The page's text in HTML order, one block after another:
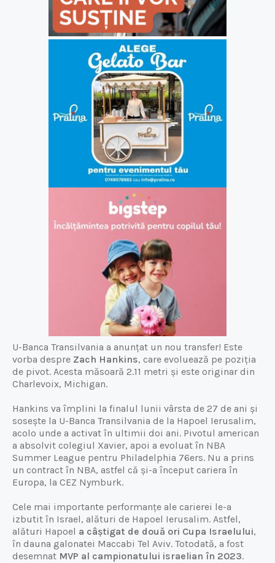
U-Banca Transilvania a anunțat un nou transfer! Este
vorba despre Zach Hankins, care evoluează pe poziția
de pivot. Acesta măsoară 2.11 metri și este originar din
Charlevoix, Michigan.
Hankins va împlini la finalul lunii vârsta de 27 de ani și
sosește la U-Banca Transilvania de la Hapoel Ierusalim,
acolo unde a activat în ultimii doi ani. Pivotul american
a absolvit colegiul Xavier, apoi a evoluat în NBA
Summer League pentru Philadelphia 76ers. Nu a prins
un contract în NBA, astfel că și-a început cariera în
Europa, la CEZ Nymburk.
Cele mai importante performanțe ale carierei le-a
izbutit în Israel, alături de Hapoel Ierusalim. Astfel,
alături Hapoel a câștigat de două ori Cupa Israelului,
în dauna galonatei Maccabi Tel Aviv. Totodată, a fost
desemnat MVP al campionatului israelian în 2023.